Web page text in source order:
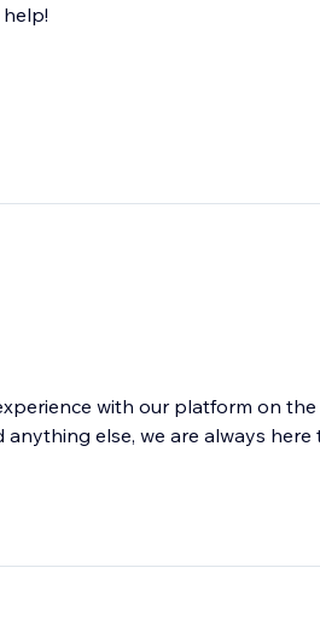
with our platform on
else, we are always here